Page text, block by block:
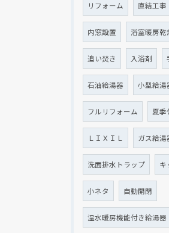
リフォーム 直結工事
内窓設置 浴室暖房乾
追い焚き 入浴剤
石油給湯器 小型給湯
フルリフォーム 夏季
ＬＩＸＩＬ ガス給湯
洗面排水トラップ キ
小ネタ 自動開閉
温水暖房機能付き給湯器